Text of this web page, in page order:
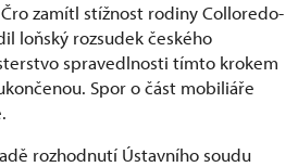
zamítl stížnost rodiny Colloredo-
loňský rozsudek českého
spravedlnosti tímto krokem
Spor o část mobiliáře
rozhodnutí Ústavního soudu